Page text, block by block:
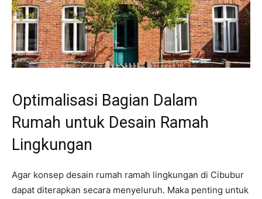
Optimalisasi Bagian Dalam
Rumah untuk Desain Ramah
Lingkungan
Agar konsep desain rumah ramah lingkungan di Cibubur
dapat diterapkan secara menyeluruh. Maka penting untuk